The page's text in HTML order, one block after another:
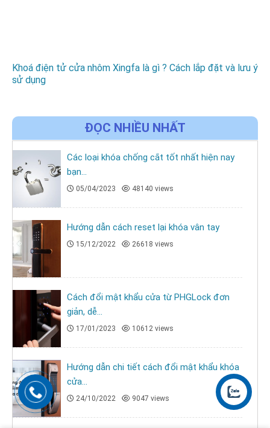
Khoá điện tử cửa nhôm Xingfa là gì ? Cách lắp đặt và lưu ý
sử dụng
ĐỌC NHIỀU NHẤT
Các loại khóa chống cắt tốt nhất hiện nay
bạn...
05/04/2023 48140 views
Hướng dẫn cách reset lại khóa vân tay
15/12/2022 26618 views
Cách đổi mật khẩu cửa từ PHGLock đơn
giản, dễ...
17/01/2023 10612 views
Hướng dẫn chi tiết cách đổi mật khẩu khóa
cửa...
24/10/2022 9047 views